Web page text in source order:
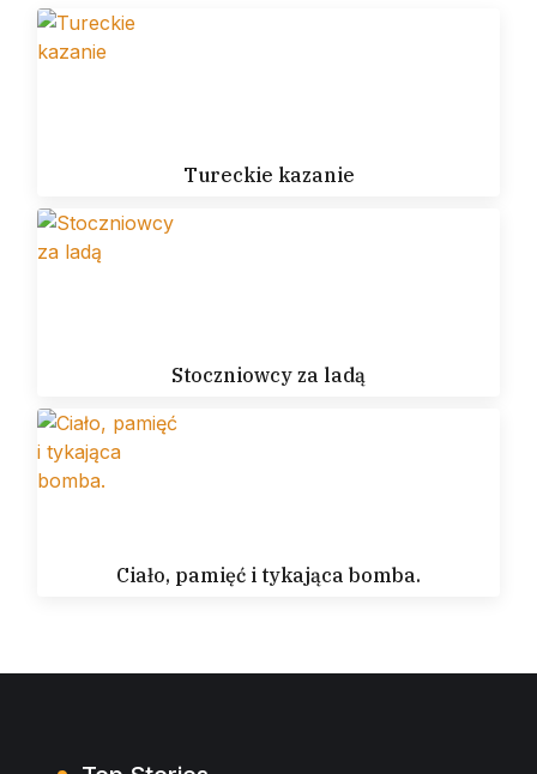
Tureckie kazanie
Stoczniowcy za ladą
Ciało, pamięć i tykająca bomba.